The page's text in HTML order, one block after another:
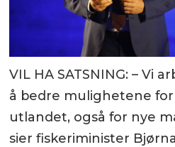
VIL HA SATSNING: – Vi
å bedre mulighetene
utlandet, også for nye
sier fiskeriminister